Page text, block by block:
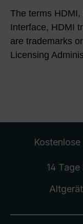
The terms
Interface, HDMI
are trademarks
Licensing
14